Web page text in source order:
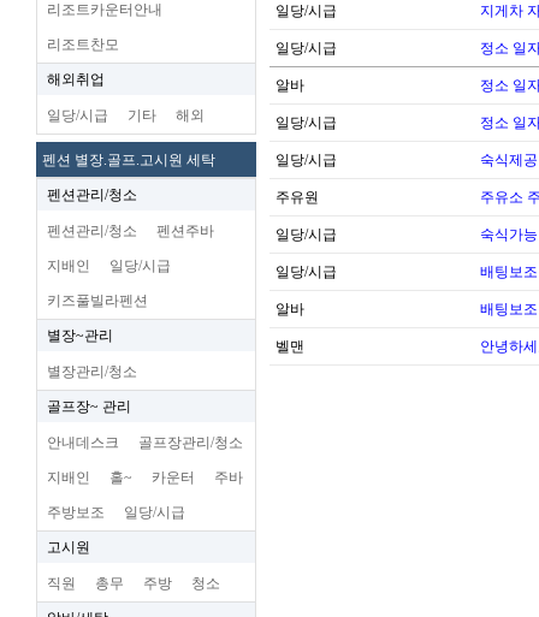
리조트카운터안내
리조트찬모
해외취업
일당/시급 기타 해외
펜션 별장.골프.고시원 세탁
펜션관리/청소
펜션관리/청소 펜션주바
지배인 일당/시급
키즈풀빌라펜션
별장~관리
별장관리/청소
골프장~ 관리
안내데스크 골프장관리/청소
지배인 홀~ 카운터 주바
주방보조 일당/시급
고시원
직원 총무 주방 청소
일당/시급 지게차
일당/시급 정소 일
알바 정소 일
일당/시급 정소 일
일당/시급 숙식제
주유원 주유소
일당/시급 숙식가
일당/시급 배팅보
알바 배팅보
벨맨 안녕하